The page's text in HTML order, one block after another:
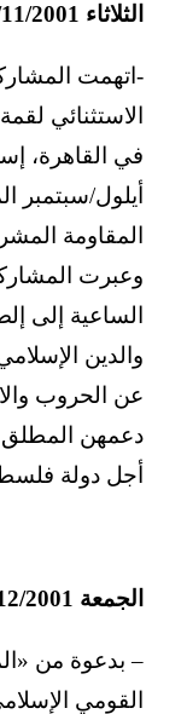
الثلاثاء 13/11/2001
-اتهمت
الاستثنائي
أيلول/سبتمبر
المقاومة
وعبرت
الساعية إلى
والدين
عن الحروب
دعمهن المطلق
أجل دولة
الجمعة 21/12/2001
– بدعوة من
القومي